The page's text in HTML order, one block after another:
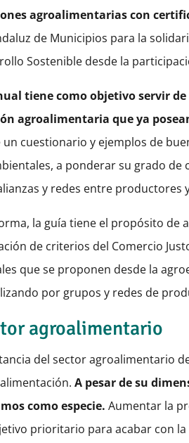
agroalimentarias con
de Municipios para la
Sostenible desde la
tiene como objetivo servir
agroalimentaria que ya
un cuestionario y ejemplos de
a ponderar su grado de
y redes entre
la guía tiene el propósito de
de criterios del Comercio
que se proponen desde la
por grupos y redes de
agroalimentario
del sector agroalimentario
A pesar de su
como especie. Aumentar la
prioritario para acabar con